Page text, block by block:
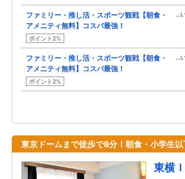
ファミリー・推し活・スポーツ観戦【朝食・
アメニティ無料】コスパ最強！
ポイント2%
…
ファミリー・推し活・スポーツ観戦【朝食・
アメニティ無料】コスパ最強！
ポイント2%
…
東京ドームまで徒歩で8分！朝食・小学生
東横